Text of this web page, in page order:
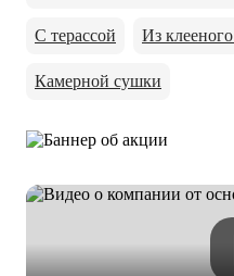
С терассой Из
Камерной сушки